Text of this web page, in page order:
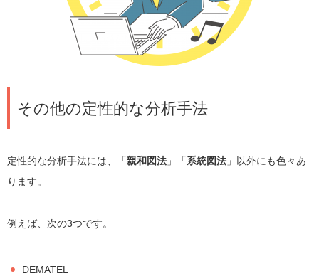
その他の定性的な分析手法
定性的な分析手法には、「親和図法 」「系統図法 」以外にも色々あ
ります。
例えば、次の3つです。
DEMATEL